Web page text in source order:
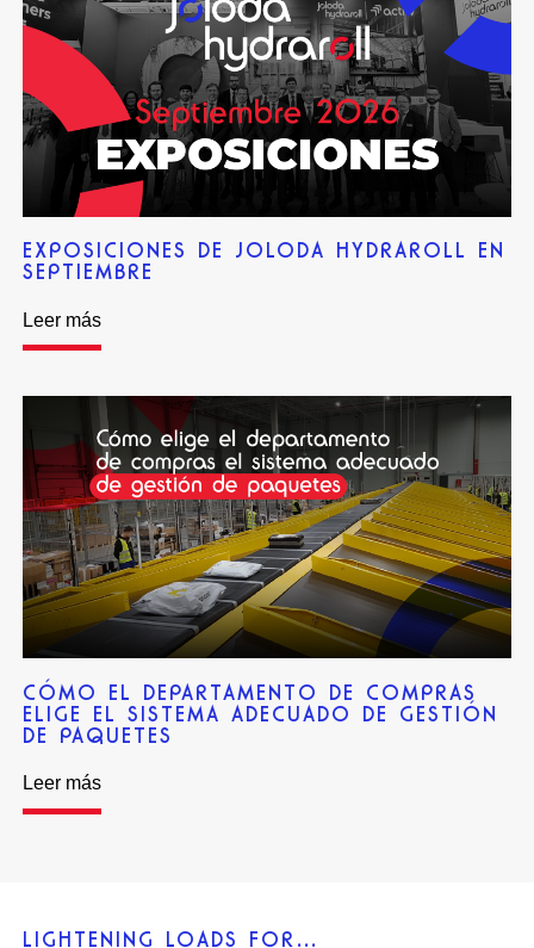
EXPOSICIONES DE JOLODA HYDRAROLL EN
SEPTIEMBRE
Leer más
CÓMO EL DEPARTAMENTO DE COMPRAS
ELIGE EL SISTEMA ADECUADO DE GESTIÓN
DE PAQUETES
Leer más
LIGHTENING LOADS FOR…